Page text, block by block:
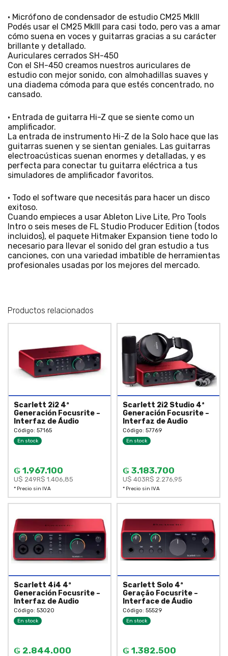
• Micrófono de condensador de estudio CM25 MkIII
Podés usar el CM25 MkIII para casi todo, pero vas a amar
cómo suena en voces y guitarras gracias a su carácter
brillante y detallado.
Auriculares cerrados SH-450
Con el SH-450 creamos nuestros auriculares de
estudio con mejor sonido, con almohadillas suaves y
una diadema cómoda para que estés concentrado, no
cansado.
• Entrada de guitarra Hi-Z que se siente como un
amplificador.
La entrada de instrumento Hi-Z de la Solo hace que las
guitarras suenen y se sientan geniales. Las guitarras
electroacústicas suenan enormes y detalladas, y es
perfecta para conectar tu guitarra eléctrica a tus
simuladores de amplificador favoritos.
• Todo el software que necesitás para hacer un disco
exitoso.
Cuando empieces a usar Ableton Live Lite, Pro Tools
Intro o seis meses de FL Studio Producer Edition (todos
incluidos), el paquete Hitmaker Expansion tiene todo lo
necesario para llevar el sonido del gran estudio a tus
canciones, con una variedad imbatible de herramientas
profesionales usadas por los mejores del mercado.
Productos relacionados
Scarlett 2i2 4ª
Generación Focusrite –
Interfaz de Áudio
Código: 57165
En stock
₲ 1.967.100
U$ 249R$ 1.406,85
* Precio sin IVA
Scarlett 2i2 Studio 4ª
Generación Focusrite –
Interfaz de Audio
Código: 57769
En stock
₲ 3.183.700
U$ 403R$ 2.276,95
* Precio sin IVA
Scarlett 4i4 4ª
Generación Focusrite –
Interfaz de Audio
Código: 53020
En stock
₲ 2.844.000
Scarlett Solo 4ª
Geração Focusrite –
Interface de Áudio
Código: 55529
En stock
₲ 1.382.500